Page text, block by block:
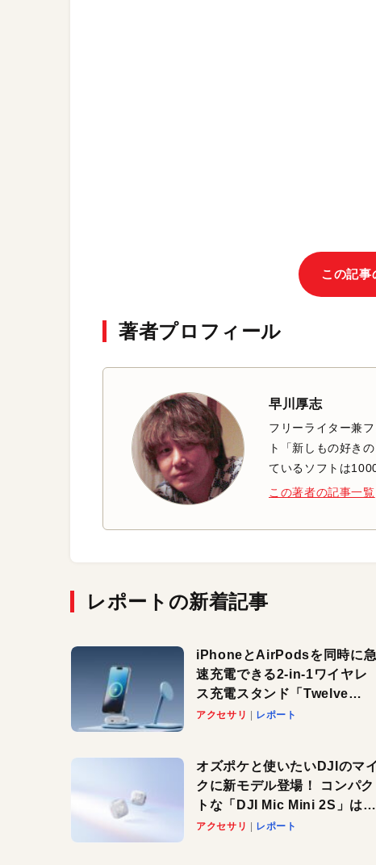
この記事
著者プロフィール
早川厚志
フリーライター兼
ト「新しもの好き
ているソフトは
この著者の記事一覧
レポートの新着記事
iPhoneとAirPodsを同時に急
速充電できる2-in-1ワイヤレ
ス充電スタンド「Twelve
South HiRise 2 Deluxe」が
アクセサリ レポート
オズポケと使いたいDJIのマイ
クに新モデル登場！ コンパク
トな「DJI Mic Mini 2S」はAI
ノイキャンも搭載。屋外でも
アクセサリ レポート